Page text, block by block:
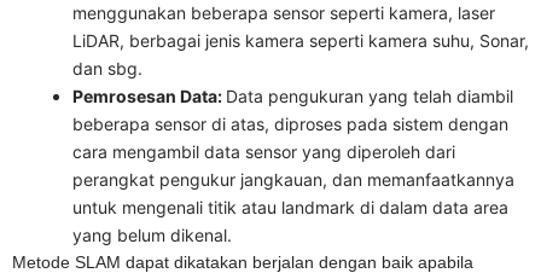
menggunakan beberapa sensor seperti kamera, laser
LiDAR, berbagai jenis kamera seperti kamera suhu, Sonar,
dan sbg.
Pemrosesan Data: Data pengukuran yang telah diambil
beberapa sensor di atas, diproses pada sistem dengan
cara mengambil data sensor yang diperoleh dari
perangkat pengukur jangkauan, dan memanfaatkannya
untuk mengenali titik atau landmark di dalam data area
yang belum dikenal.
Metode SLAM dapat dikatakan berjalan dengan baik apabila